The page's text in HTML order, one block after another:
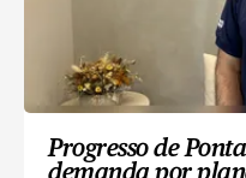
Progresso de